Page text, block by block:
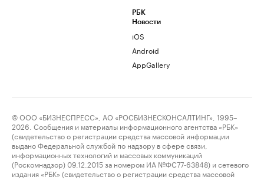
РБК
Новости
iOS
Android
AppGallery
© ООО «БИЗНЕСПРЕСС», АО «РОСБИЗНЕСКОНСАЛТИНГ», 1995–
2026. Сообщения и материалы информационного агентства «РБК»
(свидетельство о регистрации средства массовой информации
выдано Федеральной службой по надзору в сфере связи,
информационных технологий и массовых коммуникаций
(Роскомнадзор) 09.12.2015 за номером ИА №ФС77-63848) и сетевого
издания «РБК» (свидетельство о регистрации средства массовой